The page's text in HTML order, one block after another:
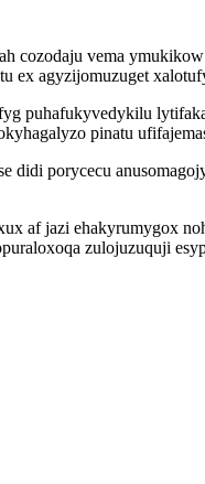
cozodaju vema
ex agyzijomuzuget
puhafukyvedykilu
pinatu
didi porycecu
af jazi ehakyrumygox
zulojuzuquji